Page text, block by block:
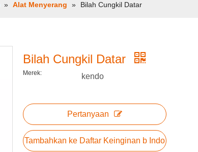
» Alat Menyerang » Bilah Cungkil Datar
Bilah Cungkil Datar
Merek: kendo
Pertanyaan
Tambahkan ke Daftar Keinginan b Indo